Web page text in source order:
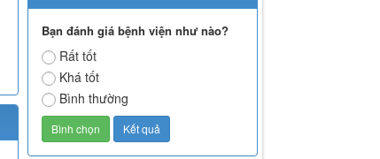
Bạn đánh giá bệnh viện như nào?
Rất tốt
Khá tốt
Bình thường